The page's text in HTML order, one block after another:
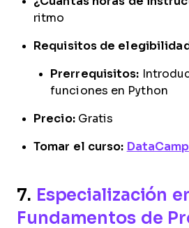
ritmo
Requisitos de
Prerrequisitos:
funciones en Python
Precio:Gratis
Tomar el curso: DataCamp
7. Especialización
Fundamentos de